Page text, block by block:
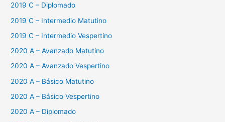
2019 C – Diplomado
2019 C – Intermedio Matutino
2019 C – Intermedio Vespertino
2020 A – Avanzado Matutino
2020 A – Avanzado Vespertino
2020 A – Básico Matutino
2020 A – Básico Vespertino
2020 A – Diplomado